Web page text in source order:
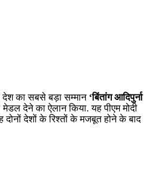
देश का सबसे बड़ा सम्मान ‘बिंतांग आदिपुर्ना
मेडल देने का ऐलान किया. यह पीएम मोदी
दोनों देशों के रिश्तों के मजबूत होने के बाद